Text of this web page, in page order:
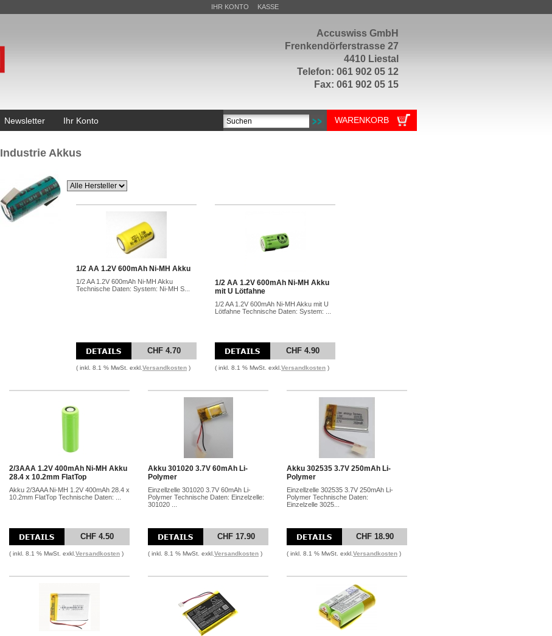
Accuswiss GmbH
Frenkendörferstrasse 27
4410 Liestal
Telefon: 061 902 05 12
Fax: 061 902 05 15
IHR KONTO KASSE
Newsletter Ihr Konto WARENKORB
Industrie Akkus
1/2 AA 1.2V 600mAh Ni-MH Akku
1/2 AA 1.2V 600mAh Ni-MH Akku
Technische Daten: System: Ni-MH S...
CHF 4.70
( inkl. 8.1 % MwSt. exkl. Versandkosten )
1/2 AA 1.2V 600mAh Ni-MH Akku
mit U Lötfahne
1/2 AA 1.2V 600mAh Ni-MH Akku mit U
Lötfahne Technische Daten: System: ...
CHF 4.90
( inkl. 8.1 % MwSt. exkl. Versandkosten )
2/3AAA 1.2V 400mAh Ni-MH Akku
28.4 x 10.2mm FlatTop
Akku 2/3AAA Ni-MH 1.2V 400mAh 28.4 x
10.2mm FlatTop Technische Daten: ...
CHF 4.50
( inkl. 8.1 % MwSt. exkl. Versandkosten )
Akku 301020 3.7V 60mAh Li-
Polymer
Einzellzelle 301020 3.7V 60mAh Li-
Polymer Technische Daten: Einzelzelle:
301020 ...
CHF 17.90
( inkl. 8.1 % MwSt. exkl. Versandkosten )
Akku 302535 3.7V 250mAh Li-
Polymer
Einzellzelle 302535 3.7V 250mAh Li-
Polymer Technische Daten:
Einzelzelle 3025...
CHF 18.90
( inkl. 8.1 % MwSt. exkl. Versandkosten )